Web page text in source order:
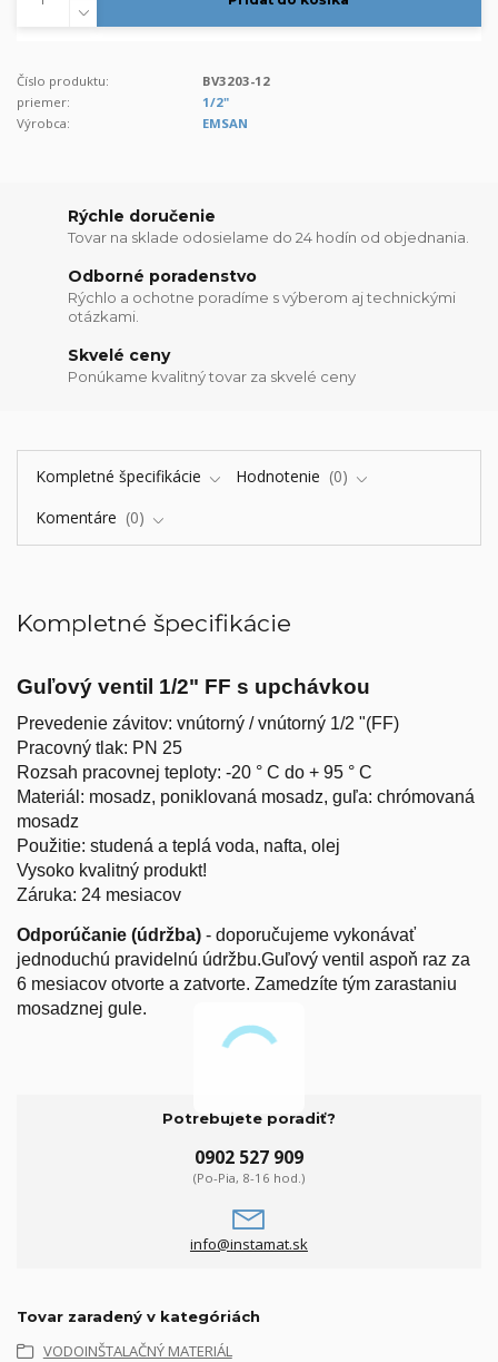
Číslo produktu:
BV3203-12
priemer:
1/2"
Výrobca:
EMSAN
Rýchle doručenie
Tovar na sklade odosielame do 24 hodín od objednania.
Odborné poradenstvo
Rýchlo a ochotne poradíme s výberom aj technickými
otázkami.
Skvelé ceny
Ponúkame kvalitný tovar za skvelé ceny
Kompletné špecifikácie Hodnotenie
0
Komentáre
0
Kompletné špecifikácie
Guľový ventil 1/2" FF s upchávkou
Prevedenie závitov: vnútorný / vnútorný 1/2 "(FF)
Pracovný tlak: PN 25
Rozsah pracovnej teploty: -20 ° C do + 95 ° C
Materiál: mosadz, poniklovaná mosadz, guľa: chrómovaná
mosadz
Použitie: studená a teplá voda, nafta, olej
Vysoko kvalitný produkt!
Záruka: 24 mesiacov
Odporúčanie (údržba) - doporučujeme vykonávať
jednoduchú pravidelnú údržbu.Guľový ventil aspoň raz za
6 mesiacov otvorte a zatvorte. Zamedzíte tým zarastaniu
mosadznej gule.
Potrebujete poradiť?
0902 527 909
(Po-Pia, 8-16 hod.)
info@instamat.sk
Tovar zaradený v kategóriách
VODOINŠTALAČNÝ MATERIÁL